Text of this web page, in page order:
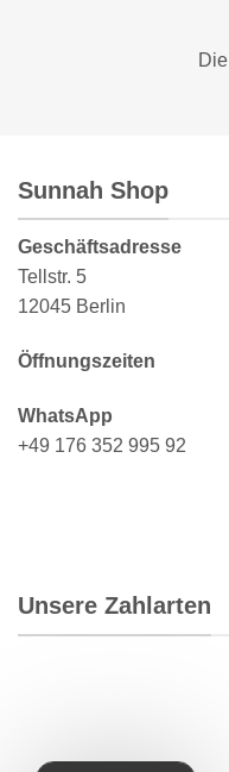
Sunnah Shop
Geschäftsadresse
Tellstr. 5
12045 Berlin
Öffnungszeiten
WhatsApp
+49 176 352 995 92
Unsere Zahlarten